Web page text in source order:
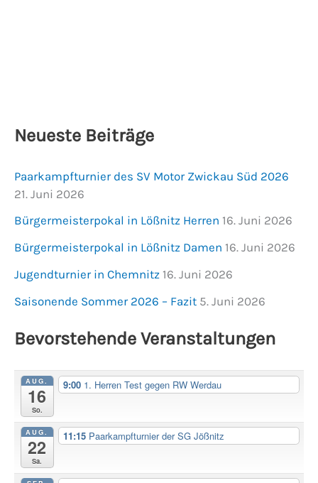
Neueste Beiträge
Paarkampfturnier des SV Motor Zwickau Süd 2026
21. Juni 2026
Bürgermeisterpokal in Lößnitz Herren 16. Juni 2026
Bürgermeisterpokal in Lößnitz Damen 16. Juni 2026
Jugendturnier in Chemnitz 16. Juni 2026
Saisonende Sommer 2026 – Fazit 5. Juni 2026
Bevorstehende Veranstaltungen
AUG.
16
So.
9:00 1. Herren Test gegen RW Werdau
AUG.
22
Sa.
11:15 Paarkampfturnier der SG Jößnitz